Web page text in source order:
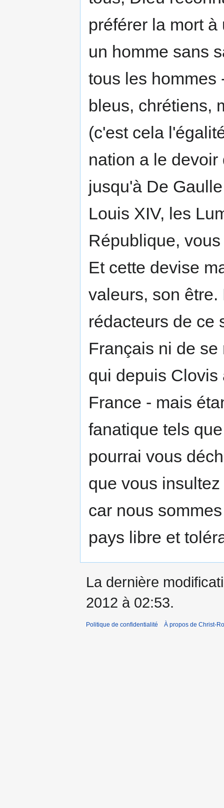
préférer la mort
un homme sans
tous les hommes
bleus, chrétiens,
(c'est cela
nation a le
jusqu'à De
Louis XIV, les
République,
Et cette devise
valeurs, son
rédacteurs de ce
Français ni de
qui depuis Clovis
France - mais
fanatique tels
pourrai vous
que vous
car nous
pays libre et
La dernière
2012 à 02:53.
Politique de confidentialité À propos de Christ-